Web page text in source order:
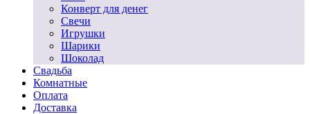
Конверт для денег
Свечи
Игрушки
Шарики
Шоколад
Свадьба
Комнатные
Оплата
Доставка